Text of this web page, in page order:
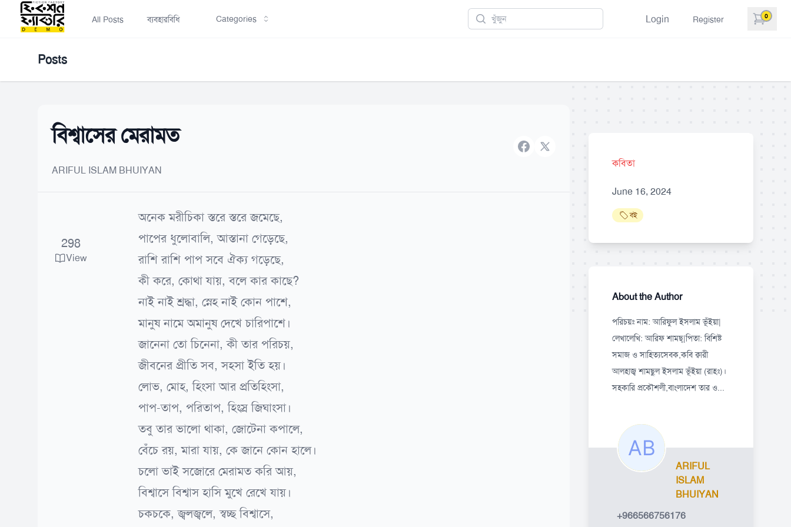
All Posts ব্যবহারবিধি Categories Search Login Register 0
items in
Posts
বিশ্বাসের মেরামত
ARIFUL ISLAM BHUIYAN
FacebookX brand
298
View
অনেক মরীচিকা স্তরে স্তরে জমেছে,
পাপের ধুলোবালি, আস্তানা গেড়েছে,
রাশি রাশি পাপ সবে ঐক্য গড়েছে,
কী করে, কোথা যায়, বলে কার কাছে?
নাই নাই শ্রদ্ধা, স্নেহ নাই কোন পাশে,
মানুষ নামে অমানুষ দেখে চারিপাশে।
জানেনা তো চিনেনা, কী তার পরিচয়,
জীবনের প্রীতি সব, সহসা ইতি হয়।
লোভ, মোহ, হিংসা আর প্রতিহিংসা,
পাপ-তাপ, পরিতাপ, হিংস্র জিঘাংসা।
তবু তার ভালো থাকা, জোটেনা কপালে,
বেঁচে রয়, মারা যায়, কে জানে কোন হালে।
চলো ভাই সজোরে মেরামত করি আয়,
বিশ্বাসে বিশ্বাস হাসি মুখে রেখে যায়।
চকচকে, জ্বলজ্বলে, স্বচ্ছ বিশ্বাসে,
কবিতা
June 16, 2024
বই
About the Author
পরিচয়ঃ নাম: আরিফুল ইসলাম ভূঁইয়া|
লেখালেখি: আরিফ শামছ্|পিতা: বিশিষ্ট
সমাজ ও সাহিত্যসেবক,কবি ক্বারী
আলহাজ্ব শামছুল ইসলাম ভূঁইয়া (রাহঃ)।
সহকারি প্রকৌশলী,বাংলাদেশ তার ও...
ARIFUL
ISLAM
BHUIYAN
+966566756176